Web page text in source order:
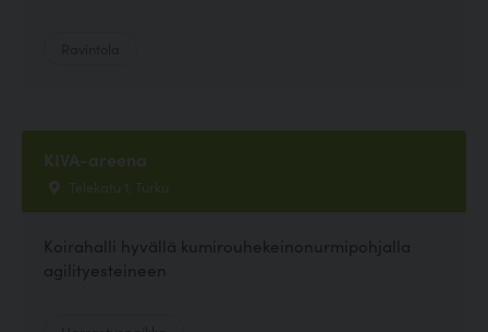
KIVA-areena
Telekatu 1, Turku
Koirahalli hyvällä kumirouhekeinonurmipohjalla
agilityesteineen